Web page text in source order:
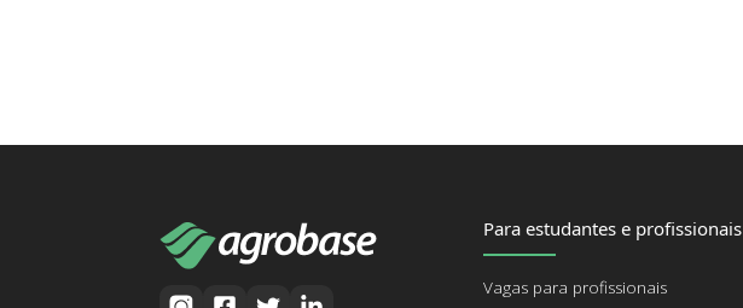
Para estudantes e profissionais
Vagas para profissionais